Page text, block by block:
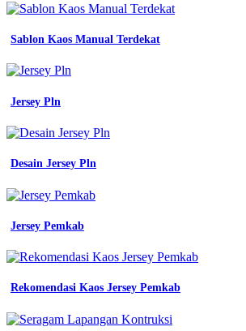
seragam
lokasi
label
seragam
pesan
baju
kerja
teknisi
archives
mitra
seragam
kerja
Almamater
Hijau
Neon
Sablon Kaos Manual Terdekat
Jersey Pln
Desain Jersey Pln
Jersey Pemkab
Rekomendasi Kaos Jersey Pemkab